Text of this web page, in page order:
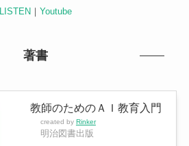
LISTEN ｜ Youtube
著書
教師のためのＡＩ教育入門
created by Rinker
明治図書出版